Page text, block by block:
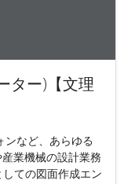
ター)【文理
ンなど、あらゆる
業機械の設計業務
ての図面作成エン